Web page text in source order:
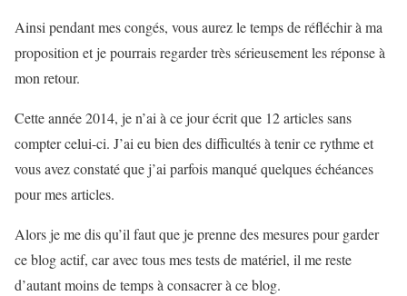
Ainsi pendant mes congés, vous aurez le temps de réfléchir à ma
proposition et je pourrais regarder très sérieusement les réponse à
mon retour.
Cette année 2014, je n’ai à ce jour écrit que 12 articles sans
compter celui-ci. J’ai eu bien des difficultés à tenir ce rythme et
vous avez constaté que j’ai parfois manqué quelques échéances
pour mes articles.
Alors je me dis qu’il faut que je prenne des mesures pour garder
ce blog actif, car avec tous mes tests de matériel, il me reste
d’autant moins de temps à consacrer à ce blog.